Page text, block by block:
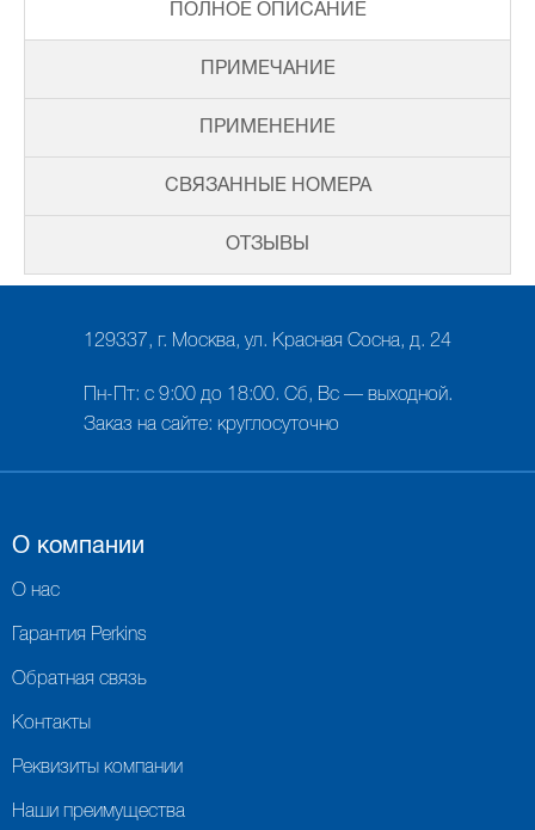
ПОЛНОЕ ОПИСАНИЕ
ПРИМЕЧАНИЕ
ПРИМЕНЕНИЕ
СВЯЗАННЫЕ НОМЕРА
ОТЗЫВЫ
129337, г. Москва, ул. Красная Сосна, д. 24
Пн-Пт: с 9:00 до 18:00. Сб, Вс — выходной.
Заказ на сайте: круглосуточно
О компании
О нас
Гарантия Perkins
Обратная связь
Контакты
Реквизиты компании
Наши преимущества